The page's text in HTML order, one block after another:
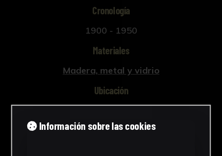
Cronología
1900 - 1950
Materiales
Madera, metal y vidrio
Ubicación
Ver más
Información sobre las cookies